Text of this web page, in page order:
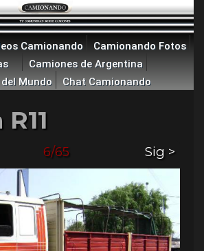
Camionando
Camionando Fotos
Camiones de Argentina
Mundo
Chat Camionando
6/65 Sig >